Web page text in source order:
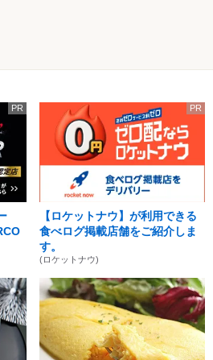
PR PR
【ロケットナウ】が利用できる
食べログ掲載店舗をご紹介しま
す。
(ロケットナウ)